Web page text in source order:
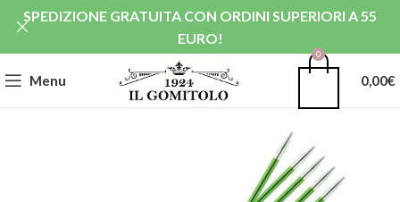
Menu
0
0,00€
SPEDIZIONE GRATUITA CON ORDINI SUPERIORI A 55
EURO!